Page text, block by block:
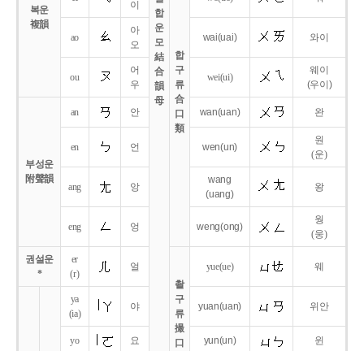
합
운
모
結
合
韻
母
복운
複韻
합
구
류
合
口
類
이
ao
아
오
wai(uai) 와이
ou
어
우
wei(ui)
웨이
(우이)
부성운
附聲韻
an 안 wan(uan) 완
en 언 wen(un)
원
(운)
ang 앙
wang
(uang)
왕
eng 엉 weng(ong)
웡
(웅)
권설운
*
er
(r)
얼
촬
구
류
撮
口
yue(ue) 웨
ya
(ia)
야 yuan(uan) 위안
yo 요 yun(un) 윈